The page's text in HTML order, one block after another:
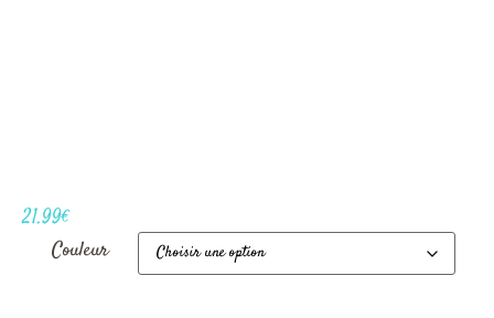
21.99€
Couleur